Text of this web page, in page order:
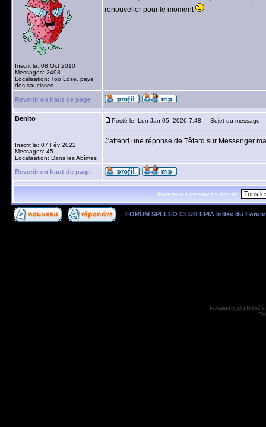
Inscrit le: 08 Oct 2010
Messages: 2498
Localisation: Too Lose, pays
des saucisses
renouveller pour le moment
Revenir en haut de page
Benito
Inscrit le: 07 Fév 2022
Messages: 45
Localisation: Dans les Abîmes
Posté le: Lun Jan 05, 2026 7:48 Sujet du message:
J'attend une réponse de Têtard sur Messenger
Revenir en haut de page
Montrer les messages depuis:
FORUM SPELEO CLUB EPIA Index du Forum
Powered byphpBBv2 ©